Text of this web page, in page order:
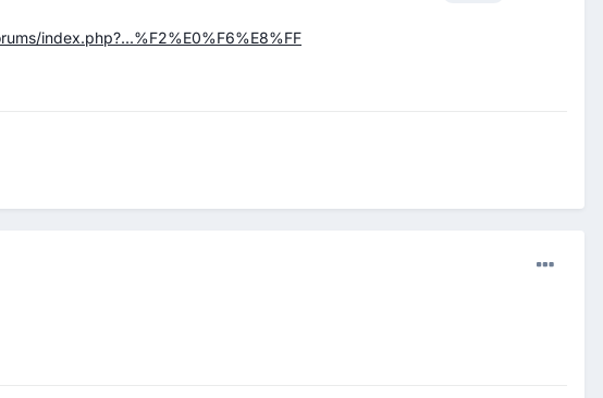
index.php?...%F2%E0%F6%E8%FF